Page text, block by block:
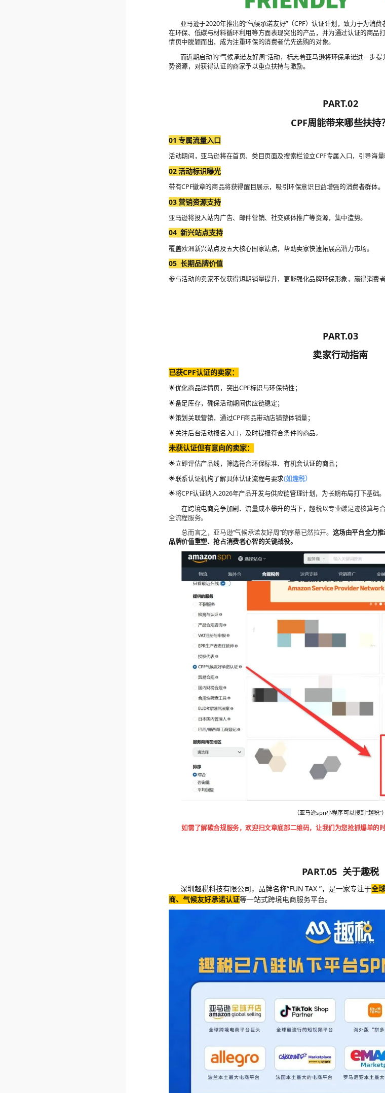
亚马逊于2020年推出的“气候承诺友好”（CPF）认证计划，致力于为消
在环保、低碳与材料循环利用等方面表现突出的产品，并为通过认证的商品
情页中脱颖而出，成为注重环保的消费者优先选购的对象。
而近期启动的“气候承诺友好周”活动，标志着亚马逊将环保承诺进一步
势资源，对获得认证的商家予以重点扶持与激励。
PART.02
CPF周能带来哪些扶持？
01 专属流量入口
活动期间，亚马逊将在首页、类目页面及搜索栏设立CPF专属入口，引导海量
02 活动标识曝光
带有CPF徽章的商品将获得醒目展示，吸引环保意识日益增强的消费者群体。
03 营销资源支持
亚马逊将投入站内广告、邮件营销、社交媒体推广等资源，集中造势。
04 新兴站点支持
覆盖欧洲新兴站点及五大核心国家站点，帮助卖家快速拓展高潜力市场。
05 长期品牌价值
参与活动的卖家不仅获得短期销量提升，更能强化品牌环保形象，赢得消费者
PART.03
卖家行动指南
已获CPF认证的卖家：
🌟优化商品详情页，突出CPF标识与环保特性；
🌟备足库存，确保活动期间供应链稳定；
🌟策划关联营销，通过CPF商品带动店铺整体销量；
🌟关注后台活动报名入口，及时提报符合条件的商品。
未获认证但有意向的卖家：
🌟立即评估产品线，筛选符合环保标准、有机会认证的商品；
🌟联系认证机构了解具体认证流程与要求(如趣税）
🌟将CPF认证纳入2026年产品开发与供应链管理计划，为长期布局打下基础。
在跨境电商竞争加剧、流量成本攀升的当下，趣税以专业碳足迹核算与
全流程服务。
总而言之，亚马逊“气候承诺友好周”的序幕已然拉开。 这场由平台全力
品牌价值重塑、抢占消费者心智的关键战役。
（亚马逊spn小程序可以搜到”趣税“）
如需了解碳合规服务，欢迎扫文章底部二维码，让我们为您抢抓爆单的
PART.05 关于趣税
深圳趣税科技有限公司，品牌名称“FUN TAX ”，是一家专注于全
商、气候友好承诺认证等一站式跨境电商服务平台。